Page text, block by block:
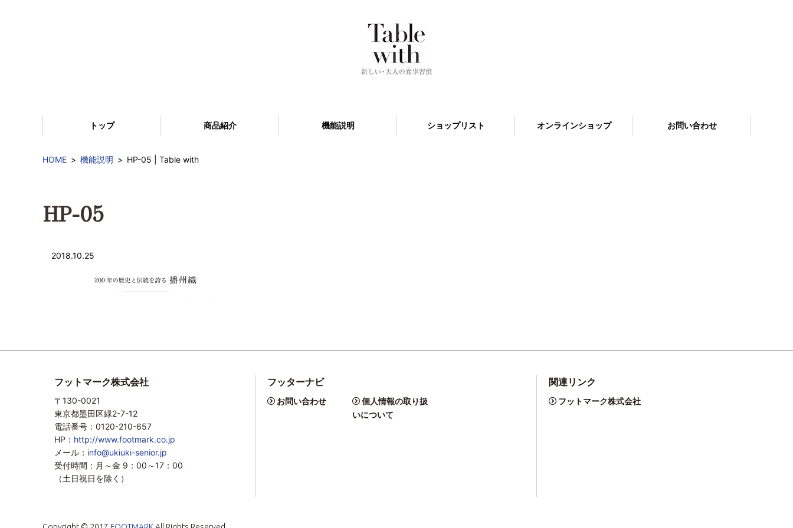
トップ 商品紹介 機能説明 ショップリスト オンラインショップ お問い合わせ
HOME 機能説明 HP-05 | Table with
HP-05
2018.10.25
フットマーク株式会社
〒130-0021
東京都墨田区緑2-7-12
電話番号：0120-210-657
HP： http://www.footmark.co.jp
メール： info@ukiuki-senior.jp
受付時間：月～金 9：00～17：00
（土日祝日を除く）
フッターナビ
お問い合わせ
個人情報の取り扱
いについて
関連リンク
フットマーク株式会社